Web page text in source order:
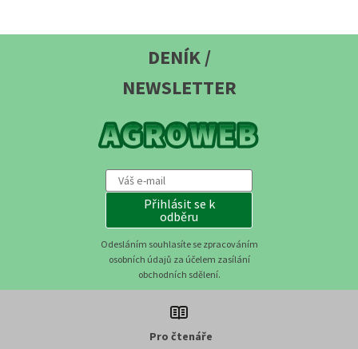
DENÍK /
NEWSLETTER
Přihlásit se k
odběru
Odesláním souhlasíte se zpracováním
osobních údajů za účelem zasílání
obchodních sdělení.
Pro čtenáře